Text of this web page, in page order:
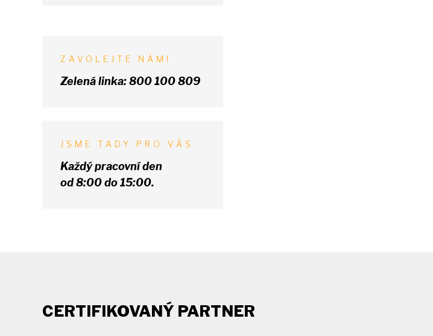
ZAVOLEJTE NÁM!
Zelená linka:800 100 809
JSME TADY PRO VÁS
Každý pracovní den
od 8:00 do 15:00.
CERTIFIKOVANÝ PARTNER